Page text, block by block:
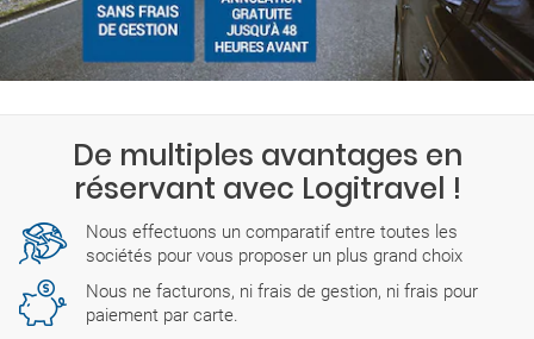
De multiples avantages en
réservant avec Logitravel !
Nous effectuons un comparatif entre toutes les
sociétés pour vous proposer un plus grand choix
Nous ne facturons, ni frais de gestion, ni frais pour
paiement par carte.